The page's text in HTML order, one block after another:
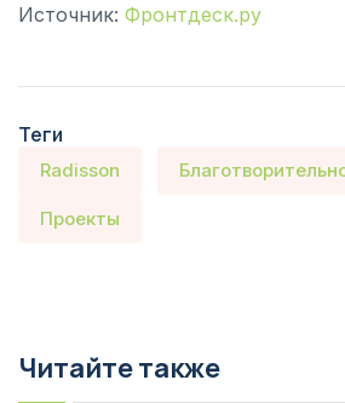
Источник: Фронтдеск.ру
Теги
Radisson
Проекты
Читайте также